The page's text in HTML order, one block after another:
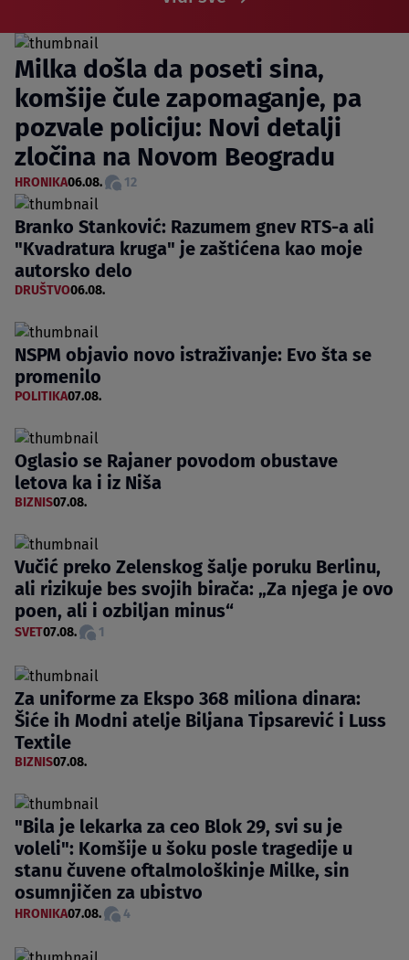
Milka došla da poseti sina,
komšije čule zapomaganje, pa
pozvale policiju: Novi detalji
zločina na Novom Beogradu
HRONIKA06.08. 12
Branko Stanković: Razumem gnev RTS-a ali
"Kvadratura kruga" je zaštićena kao moje
autorsko delo
DRUŠTVO06.08.
NSPM objavio novo istraživanje: Evo šta se
promenilo
POLITIKA07.08.
Oglasio se Rajaner povodom obustave
letova ka i iz Niša
BIZNIS07.08.
Vučić preko Zelenskog šalje poruku Berlinu,
ali rizikuje bes svojih birača: „Za njega je ovo
poen, ali i ozbiljan minus“
SVET07.08. 1
Za uniforme za Ekspo 368 miliona dinara:
Šiće ih Modni atelje Biljana Tipsarević i Luss
Textile
BIZNIS07.08.
"Bila je lekarka za ceo Blok 29, svi su je
voleli": Komšije u šoku posle tragedije u
stanu čuvene oftalmološkinje Milke, sin
osumnjičen za ubistvo
HRONIKA07.08. 4